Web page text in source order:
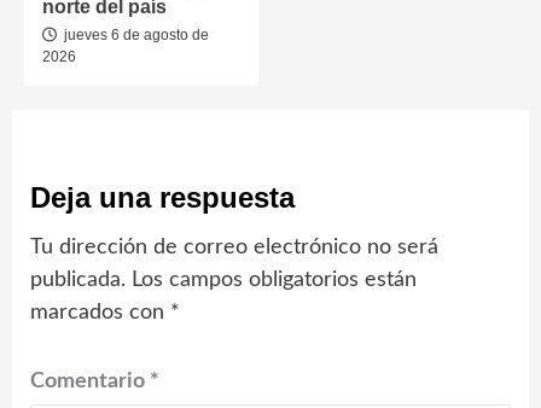
norte del país
jueves 6 de agosto de
2026
Deja una respuesta
Tu dirección de correo electrónico no será
publicada. Los campos obligatorios están
marcados con *
Comentario *